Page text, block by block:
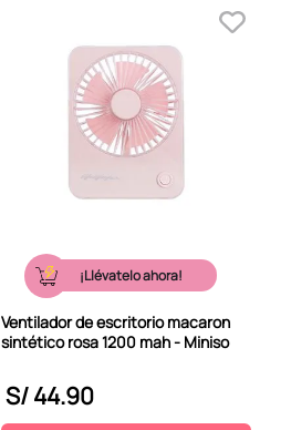
¡Llévatelo ahora!
Ventilador de escritorio macaron
sintético rosa 1200 mah - Miniso
S/44.90